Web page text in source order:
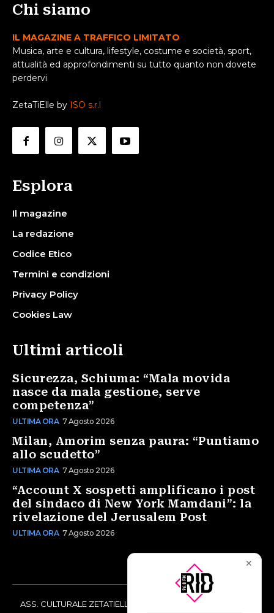
Chi siamo
IL MAGAZINE A TRAFFICO LIMITATO
Musica, arte e cultura, lifestyle, costume e società, sport,
attualità ed approfondimenti su tutto quanto non dovete
perdervi
ZetaTiElle by ISO s.r.l
Esplora
Il magazine
La redazione
Codice Etico
Termini e condizioni
Privacy Policy
Cookies Law
Ultimi articoli
Sicurezza, Schiuma: “Mala movida
nasce da mala gestione, serve
competenza”
ULTIMA ORA 7 Agosto 2026
Milan, Amorim senza paura: “Puntiamo
allo scudetto”
ULTIMA ORA 7 Agosto 2026
“Account X sospetti amplificano i post
del sindaco di New York Mamdani”: la
rivelazione del Jerusalem Post
ULTIMA ORA 7 Agosto 2026
ASS. CULTURALE ZETATIELLE OFF via Vittorio Amedeo II, 21 -
✕